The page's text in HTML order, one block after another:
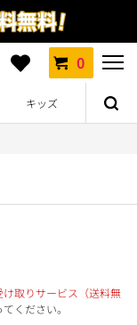
0
キッズ
け取りサービス（送料無
ください。